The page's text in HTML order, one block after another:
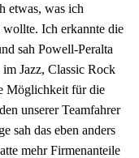
etwas, was ich
Ich erkannte die
sah Powell-Peralta
Jazz, Classic Rock
Möglichkeit für die
unserer Teamfahrer
sah das eben anders
mehr Firmenanteile